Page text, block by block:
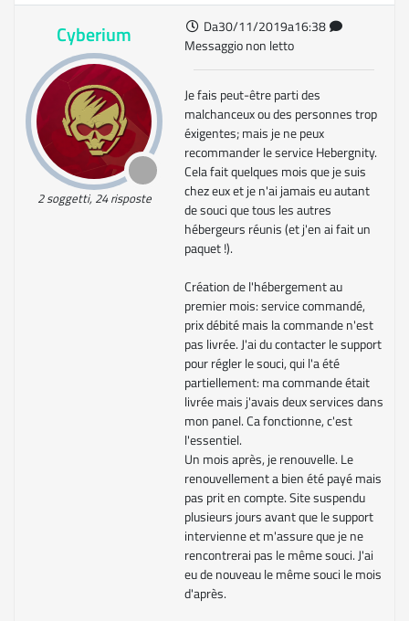
Cyberium
2 soggetti, 24 risposte
Da30/11/2019a16:38
Messaggio non letto
Je fais peut-être parti des
malchanceux ou des personnes trop
éxigentes; mais je ne peux
recommander le service Hebergnity.
Cela fait quelques mois que je suis
chez eux et je n'ai jamais eu autant
de souci que tous les autres
hébergeurs réunis (et j'en ai fait un
paquet !).
Création de l'hébergement au
premier mois: service commandé,
prix débité mais la commande n'est
pas livrée. J'ai du contacter le support
pour régler le souci, qui l'a été
partiellement: ma commande était
livrée mais j'avais deux services dans
mon panel. Ca fonctionne, c'est
l'essentiel.
Un mois après, je renouvelle. Le
renouvellement a bien été payé mais
pas prit en compte. Site suspendu
plusieurs jours avant que le support
intervienne et m'assure que je ne
rencontrerai pas le même souci. J'ai
eu de nouveau le même souci le mois
d'après.